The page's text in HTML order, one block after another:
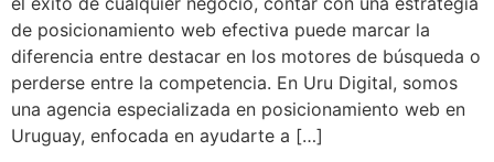
de posicionamiento web efectiva puede marcar la
diferencia entre destacar en los motores de búsqueda o
perderse entre la competencia. En Uru Digital, somos
una agencia especializada en posicionamiento web en
Uruguay, enfocada en ayudarte a […]